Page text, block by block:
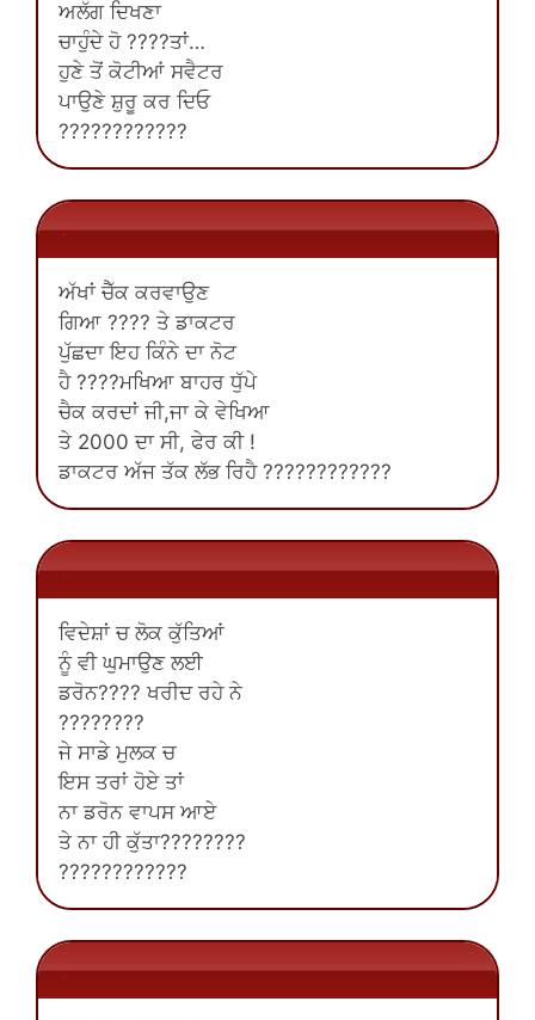
ਅਲੱਗ ਦਿਖਣਾ
ਚਾਹੁੰਦੇ ਹੋ ????ਤਾਂ…
ਹੁਣੇ ਤੋਂ ਕੋਟੀਆਂ ਸਵੈਟਰ
ਪਾਉਣੇ ਸ਼ੁਰੂ ਕਰ ਦਿਓ
????????????
.
ਅੱਖਾਂ ਚੈੱਕ ਕਰਵਾਉਣ
ਗਿਆ ???? ਤੇ ਡਾਕਟਰ
ਪੁੱਛਦਾ ਇਹ ਕਿੰਨੇ ਦਾ ਨੋਟ
ਹੈ ????ਮਖਿਆ ਬਾਹਰ ਧੁੱਪੇ
ਚੈਕ ਕਰਦਾਂ ਜੀ,ਜਾ ਕੇ ਵੇਖਿਆ
ਤੇ 2000 ਦਾ ਸੀ, ਫੇਰ ਕੀ !
ਡਾਕਟਰ ਅੱਜ ਤੱਕ ਲੱਭ ਰਿਹੈ ????????????
.
ਵਿਦੇਸ਼ਾਂ ਚ ਲੋਕ ਕੁੱਤਿਆਂ
ਨੂੰ ਵੀ ਘੁਮਾਉਣ ਲਈ
ਡਰੋਨ???? ਖਰੀਦ ਰਹੇ ਨੇ
????????
ਜੇ ਸਾਡੇ ਮੁਲਕ ਚ
ਇਸ ਤਰਾਂ ਹੋਏ ਤਾਂ
ਨਾ ਡਰੋਨ ਵਾਪਸ ਆਏ
ਤੇ ਨਾ ਹੀ ਕੁੱਤਾ????‍????
????????????
.